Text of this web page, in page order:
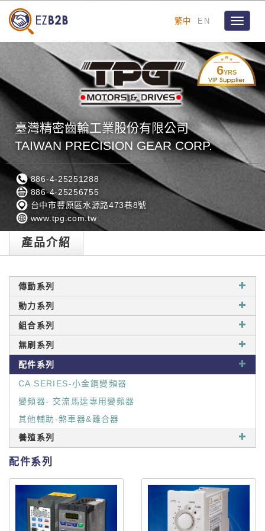
繁中 EN
Toggle
6YRS
臺灣精密齒輪工業股份有限公司
TAIWAN PRECISION GEAR CORP.
886-4-25251288
886-4-25256755
台中市豐原區水源路473巷8號
www.tpg.com.tw
產品介紹
傳動系列
動力系列
組合系列
無刷系列
配件系列
CA SERIES-小金鋼變頻器
變頻器- 交流馬達專用變頻器
其他輔助-煞車器&離合器
養殖系列
配件系列